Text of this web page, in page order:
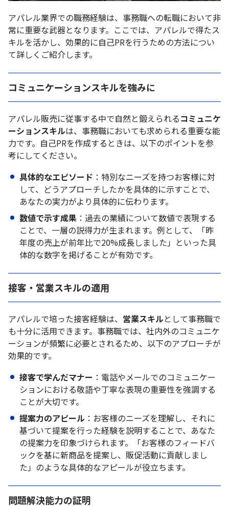
アパレル業界での職務経験は、事務職への転職において非
常に重要な武器となります。ここでは、アパレルで得たス
キルを活かし、効果的に自己PRを行うための方法につい
て詳しくご紹介します。
コミュニケーションスキルを強みに
アパレル販売に従事する中で自然と鍛えられるコミュニケ
ーションスキルは、事務職においても求められる重要な能
力です。自己PRを作成するときは、以下のポイントを参
考にしてください。
具体的なエピソード ：特別なニーズを持つお客様に対
して、どうアプローチしたかを具体的に示すことで、
あなたの実力がより具体的に伝わります。
数値で示す成果 ：過去の業績について数値で表現する
ことで、一層の説得力が生まれます。例として、「昨
年度の売上が前年比で20%成長しました」といった具
体的な数字を掲げることが有効です。
接客・営業スキルの適用
アパレルで培った接客経験は、 営業スキルとして事務職で
も十分に活用できます。事務職では、社内外のコミュニケ
ーションが頻繁に必要とされるため、以下のアプローチが
効果的です。
接客で学んだマナー ：電話やメールでのコミュニケー
ションにおける敬語や丁寧な表現の重要性を強調する
ことが大切です。
提案力のアピール ：お客様のニーズを理解し、それに
基づいて提案を行った経験を説明することで、あなた
の提案力を印象づけられます。「お客様のフィードバ
ックを基に新商品を提案し、販促活動に貢献しまし
た」のような具体的なアピールが役立ちます。
問題解決能力の証明